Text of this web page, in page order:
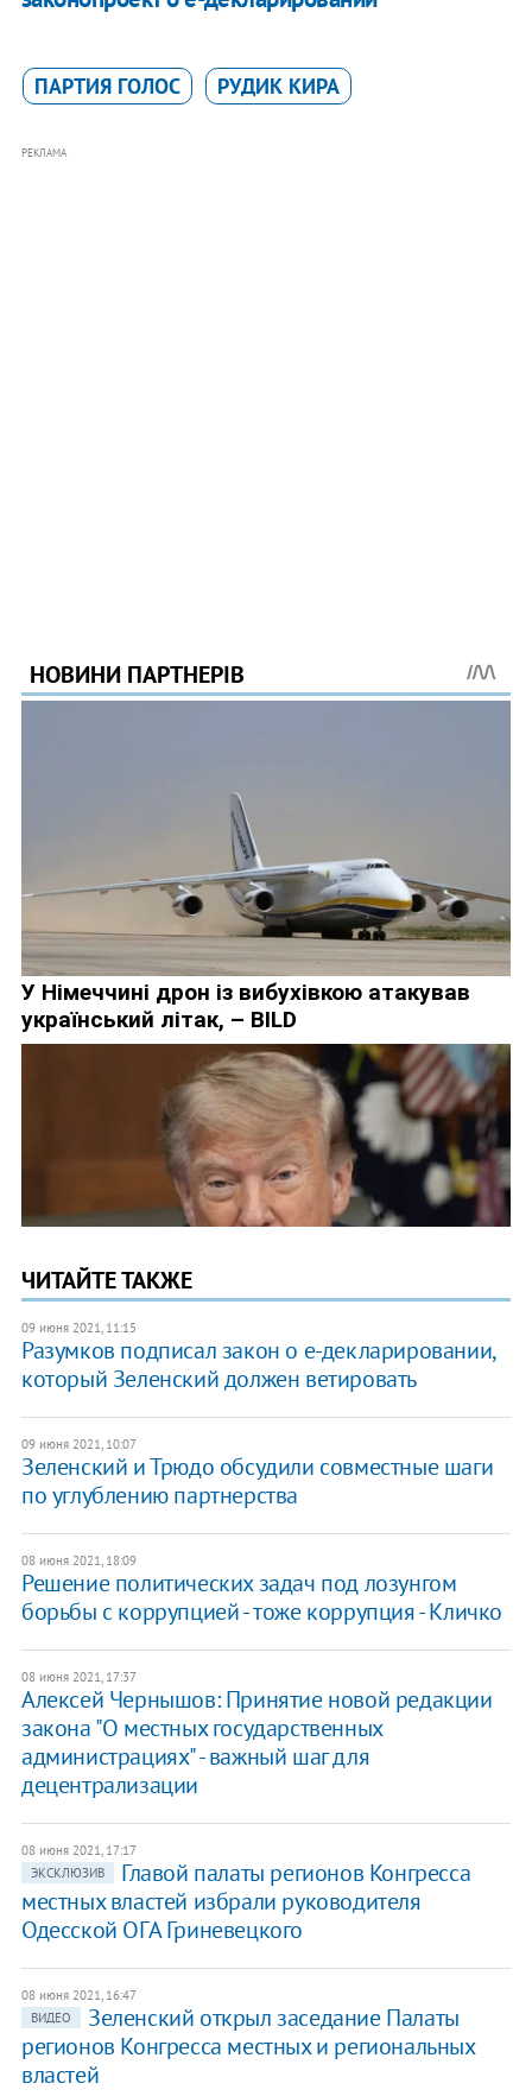
ПАРТИЯ ГОЛОС РУДИК КИРА
РЕКЛАМА
ЧИТАЙТЕ ТАКЖЕ
09 июня 2021, 11:15
Разумков подписал закон о е-декларировании,
который Зеленский должен ветировать
09 июня 2021, 10:07
​Зеленский и Трюдо обсудили совместные шаги
по углублению партнерства
08 июня 2021, 18:09
Решение политических задач под лозунгом
борьбы с коррупцией - тоже коррупция - Кличко
08 июня 2021, 17:37
Алексей Чернышов: Принятие новой редакции
закона "О местных государственных
администрациях" - важный шаг для
децентрализации
08 июня 2021, 17:17
ЭКСКЛЮЗИВ
Главой палаты регионов Конгресса
местных властей избрали руководителя
Одесской ОГА Гриневецкого
08 июня 2021, 16:47
ВИДЕО
Зеленский открыл заседание Палаты
регионов Конгресса местных и региональных
властей